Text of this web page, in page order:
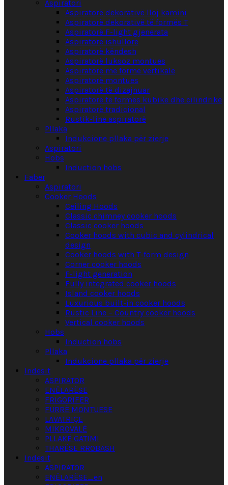
Aspiratori
Aspiratorë dekorativë lloj kamini
Aspiratorë dekorativë të formës T
Aspiratorë F-light gjenerata
Aspiratorë ishullorë
Aspiratorë këndesh
Aspiratorë luksoz montues
Aspiratorë me formë vertikale
Aspiratorë montues
Aspiratorë të dizajnuar
Aspiratorë të formës kubike dhe cilindrike
Aspiratorë tradicional
Rustik-line aspiratorë
Pllaka
Indukcione pllaka për zierje
Aspiratori
Hobs
Induction hobs
Faber
Aspiratori
Cooker Hoods
Ceiling Hoods
Classic chimney cooker hoods
Classic cooker hoods
Cooker hoods with cubic and cylindrical
design
Cooker hoods with T-form design
Corner cooker hoods
F-light generation
Fully integrated cooker hoods
Island cooker hoods
Luxurious built-in cooker hoods
Rustic Line – Country cooker hoods
Vertical cooker hoods
Hobs
Induction hobs
Pllaka
Indukcione pllaka për zierje
Indesit
ASPIRATOR
ENËLARËSE
FRIGORIFER
FURRË MONTUESE
LAVATRIÇE
MIKROVALË
PLLAKË GATIMI
THARËSE RROBASH
Indesit
ASPIRATOR
ENËLARËSE_en